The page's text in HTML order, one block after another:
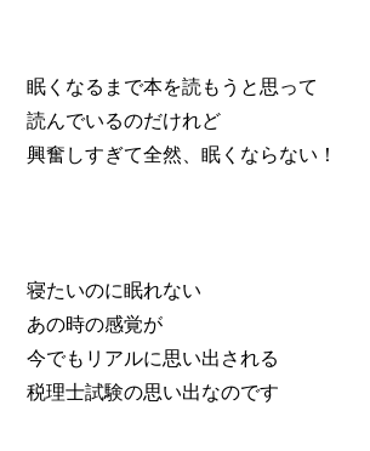
眠くなるまで本を読もうと思って
読んでいるのだけれど
興奮しすぎて全然、眠くならない！
寝たいのに眠れない
あの時の感覚が
今でもリアルに思い出される
税理士試験の思い出なのです